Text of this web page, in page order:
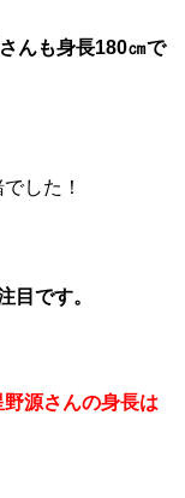
んも身長180㎝で
した！
目です。
野源さんの身長は